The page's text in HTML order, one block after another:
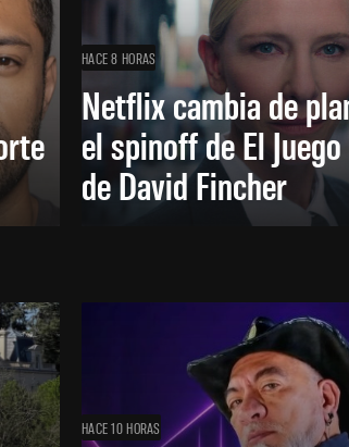
HACE 8 HORAS
Netflix cambia de
el spinoff de El
de David Fincher
HACE 10 HORAS